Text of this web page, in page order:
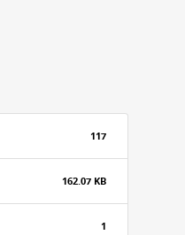
117
162.07 KB
1